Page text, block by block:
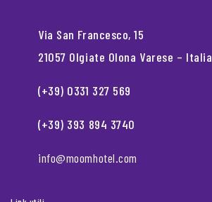
Via San Francesco, 15
21057 Olgiate Olona Varese – Italia
(+39) 0331 327 569
(+39) 393 894 3740
info@moomhotel.com